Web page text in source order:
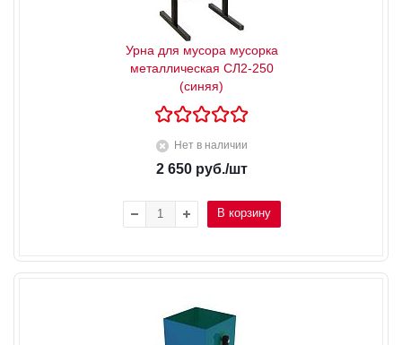
Урна для мусора мусорка
металлическая СЛ2-250
(синяя)
Нет в наличии
2 650руб./шт
В корзину